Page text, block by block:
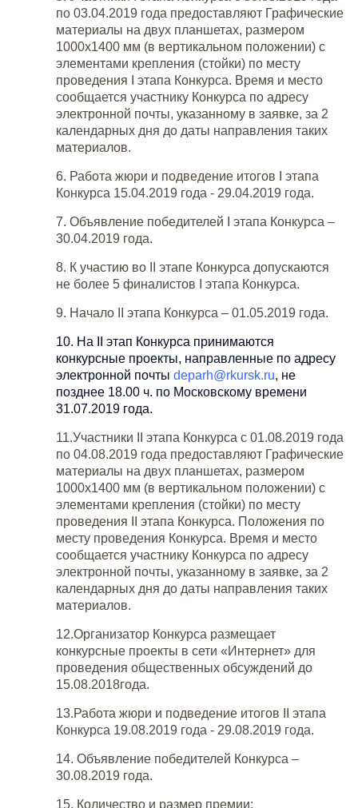
по 03.04.2019 года предоставляют Графические
материалы на двух планшетах, размером
1000х1400 мм (в вертикальном положении) с
элементами крепления (стойки) по месту
проведения I этапа Конкурса. Время и место
сообщается участнику Конкурса по адресу
электронной почты, указанному в заявке, за 2
календарных дня до даты направления таких
материалов.
6. Работа жюри и подведение итогов I этапа
Конкурса 15.04.2019 года - 29.04.2019 года.
7. Объявление победителей I этапа Конкурса –
30.04.2019 года.
8. К участию во II этапе Конкурса допускаются
не более 5 финалистов I этапа Конкурса.
9. Начало II этапа Конкурса – 01.05.2019 года.
10. На II этап Конкурса принимаются
конкурсные проекты, направленные по адресу
электронной почты deparh@rkursk.ru, не
позднее 18.00 ч. по Московскому времени
31.07.2019 года.
11.Участники II этапа Конкурса с 01.08.2019 года
по 04.08.2019 года предоставляют Графические
материалы на двух планшетах, размером
1000х1400 мм (в вертикальном положении) с
элементами крепления (стойки) по месту
проведения II этапа Конкурса. Положения по
месту проведения Конкурса. Время и место
сообщается участнику Конкурса по адресу
электронной почты, указанному в заявке, за 2
календарных дня до даты направления таких
материалов.
12.Организатор Конкурса размещает
конкурсные проекты в сети «Интернет» для
проведения общественных обсуждений до
15.08.2018года.
13.Работа жюри и подведение итогов II этапа
Конкурса 19.08.2019 года - 29.08.2019 года.
14. Объявление победителей Конкурса –
30.08.2019 года.
15. Количество и размер премии: